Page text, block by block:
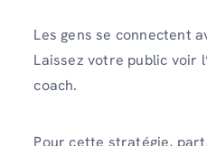
Les gens se connectent
Laissez votre public voir
coach.